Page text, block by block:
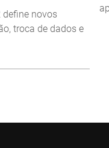
define novos
troca de dados e